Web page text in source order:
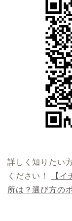
詳しく知りたい
ください！
【
所は？選び方の